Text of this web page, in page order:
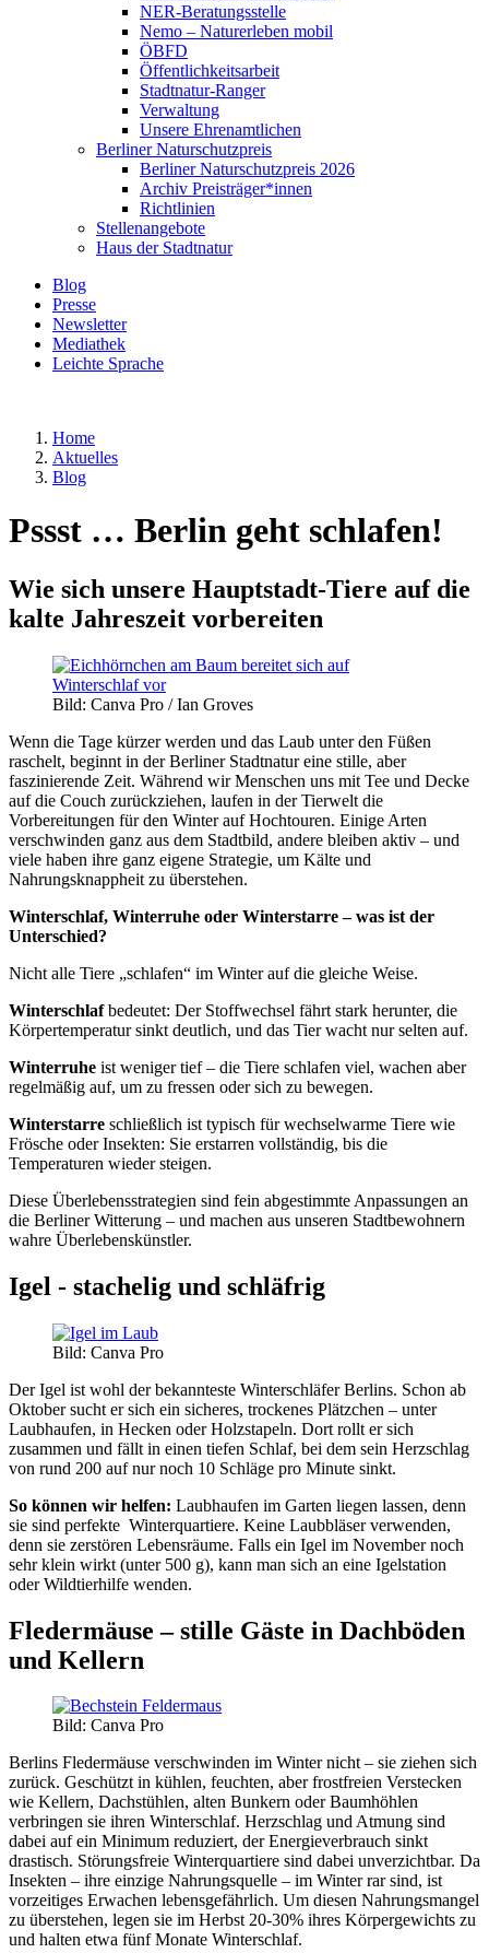
NER-Beratungsstelle
Nemo – Naturerleben mobil
ÖBFD
Öffentlichkeitsarbeit
Stadtnatur-Ranger
Verwaltung
Unsere Ehrenamtlichen
Berliner Naturschutzpreis
Berliner Naturschutzpreis 2026
Archiv Preisträger*innen
Richtlinien
Stellenangebote
Haus der Stadtnatur
Blog
Presse
Newsletter
Mediathek
Leichte Sprache
Home
Aktuelles
Blog
Pssst … Berlin geht schlafen!
Wie sich unsere Hauptstadt-Tiere auf die
kalte Jahreszeit vorbereiten
Bild: Canva Pro / Ian Groves
Wenn die Tage kürzer werden und das Laub unter den Füßen
raschelt, beginnt in der Berliner Stadtnatur eine stille, aber
faszinierende Zeit. Während wir Menschen uns mit Tee und Decke
auf die Couch zurückziehen, laufen in der Tierwelt die
Vorbereitungen für den Winter auf Hochtouren. Einige Arten
verschwinden ganz aus dem Stadtbild, andere bleiben aktiv – und
viele haben ihre ganz eigene Strategie, um Kälte und
Nahrungsknappheit zu überstehen.
Winterschlaf, Winterruhe oder Winterstarre – was ist der
Unterschied?
Nicht alle Tiere „schlafen“ im Winter auf die gleiche Weise.
Winterschlafbedeutet: Der Stoffwechsel fährt stark herunter, die
Körpertemperatur sinkt deutlich, und das Tier wacht nur selten auf.
Winterruhe ist weniger tief – die Tiere schlafen viel, wachen aber
regelmäßig auf, um zu fressen oder sich zu bewegen.
Winterstarre schließlich ist typisch für wechselwarme Tiere wie
Frösche oder Insekten: Sie erstarren vollständig, bis die
Temperaturen wieder steigen.
Diese Überlebensstrategien sind fein abgestimmte Anpassungen an
die Berliner Witterung – und machen aus unseren Stadtbewohnern
wahre Überlebenskünstler.
Igel - stachelig und schläfrig
Bild: Canva Pro
Der Igel ist wohl der bekannteste Winterschläfer Berlins. Schon ab
Oktober sucht er sich ein sicheres, trockenes Plätzchen – unter
Laubhaufen, in Hecken oder Holzstapeln. Dort rollt er sich
zusammen und fällt in einen tiefen Schlaf, bei dem sein Herzschlag
von rund 200 auf nur noch 10 Schläge pro Minute sinkt.
So können wir helfen: Laubhaufen im Garten liegen lassen, denn
sie sind perfekte Winterquartiere. Keine Laubbläser verwenden,
denn sie zerstören Lebensräume. Falls ein Igel im November noch
sehr klein wirkt (unter 500 g), kann man sich an eine Igelstation
oder Wildtierhilfe wenden.
Fledermäuse – stille Gäste in Dachböden
und Kellern
Bild: Canva Pro
Berlins Fledermäuse verschwinden im Winter nicht – sie ziehen sich
zurück. Geschützt in kühlen, feuchten, aber frostfreien Verstecken
wie Kellern, Dachstühlen, alten Bunkern oder Baumhöhlen
verbringen sie ihren Winterschlaf. Herzschlag und Atmung sind
dabei auf ein Minimum reduziert, der Energieverbrauch sinkt
drastisch. Störungsfreie Winterquartiere sind dabei unverzichtbar. Da
Insekten – ihre einzige Nahrungsquelle – im Winter rar sind, ist
vorzeitiges Erwachen lebensgefährlich. Um diesen Nahrungsmangel
zu überstehen, legen sie im Herbst 20-30% ihres Körpergewichts zu
und halten etwa fünf Monate Winterschlaf.